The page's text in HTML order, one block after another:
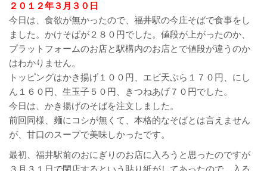
２０１２年３月３０日
今日は、食欲が無かったので、福井駅の今庄そばで食事をし
ました。かけそばが２８０円でした。値段が上がったのか、
プラットフォームのお店と駅構内のお店とで値段が違うのか
はわかりません。
トッピングはかき揚げ１００円、エビ天ぷら１７０円、にし
ん１６０円、生玉子５０円、きつねあげ７０円でした。
今日は、かき揚げのそばを注文しました。
前回同様、麺にコシが無くて、本格的なそばとは言えません
が、甘口のスープで美味しかったです。
最初、福井駅前のおにぎりのお店に入ろうと思ったのですが
３月３１日で閉店するという貼り紙がしてあったので、入る